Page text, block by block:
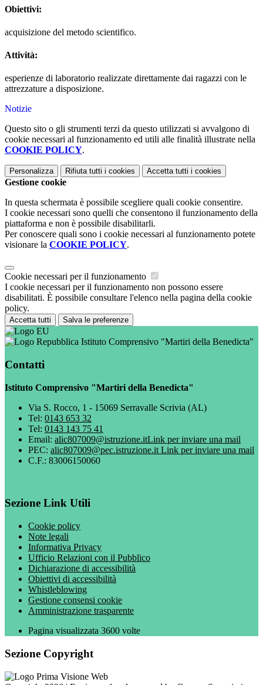
Obiettivi:
acquisizione del metodo scientifico.
Attività:
esperienze di laboratorio realizzate direttamente dai ragazzi con le
attrezzature a disposizione.
Notizie
Questo sito o gli strumenti terzi da questo utilizzati si avvalgono di
cookie necessari al funzionamento ed utili alle finalità illustrate nella
COOKIE POLICY.
Personalizza Rifiuta tutti i cookies Accetta tutti i cookies
Gestione cookie
In questa schermata è possibile scegliere quali cookie consentire.
I cookie necessari sono quelli che consentono il funzionamento della
piattaforma e non è possibile disabilitarli.
Per conoscere quali sono i cookie necessari al funzionamento potete
visionare la COOKIE POLICY.
Cookie necessari per il funzionamento
I cookie necessari per il funzionamento non possono essere
disabilitati. È possibile consultare l'elenco nella pagina della cookie
policy.
Accetta tutti Salva le preferenze
Istituto Comprensivo "Martiri della Benedicta"
Contatti
Istituto Comprensivo "Martiri della Benedicta"
Via S. Rocco, 1 - 15069 Serravalle Scrivia (AL)
Tel: 0143 653 32
Tel: 0143 143 75 41
Email: alic807009@istruzione.itLink per inviare una mail
PEC: alic807009@pec.istruzione.it Link per inviare una mail
C.F.: 83006150060
Sezione Link Utili
Cookie policy
Note legali
Informativa Privacy
Ufficio Relazioni con il Pubblico
Dichiarazione di accessibilità
Obiettivi di accessibilità
Whistleblowing
Gestione consensi cookie
Amministrazione trasparente
Pagina visualizzata 3600 volte
Sezione Copyright